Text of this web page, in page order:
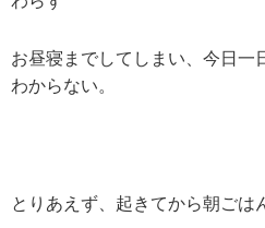
お昼寝までしてしまい、今日一
わからない。
とりあえず、起きてから朝ごは